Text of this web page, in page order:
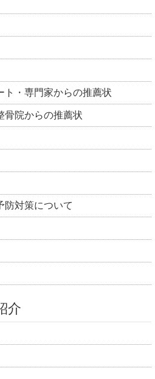
ト・専門家からの推薦状
骨院からの推薦状
防対策について
介